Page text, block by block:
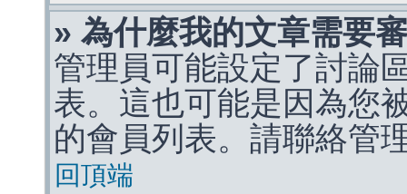
» 為什麼我的文章需要
管理員可能設定了討論
表。這也可能是因為您
的會員列表。請聯絡管
回頂端